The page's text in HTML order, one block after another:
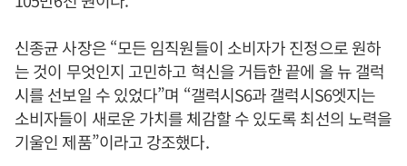
신종균 사장은 “모든 임직원들이 소비자가 진정으로 원하
는 것이 무엇인지 고민하고 혁신을 거듭한 끝에 올 뉴 갤럭
시를 선보일 수 있었다”며 “갤럭시S6과 갤럭시S6엣지는
소비자들이 새로운 가치를 체감할 수 있도록 최선의 노력을
기울인 제품”이라고 강조했다.